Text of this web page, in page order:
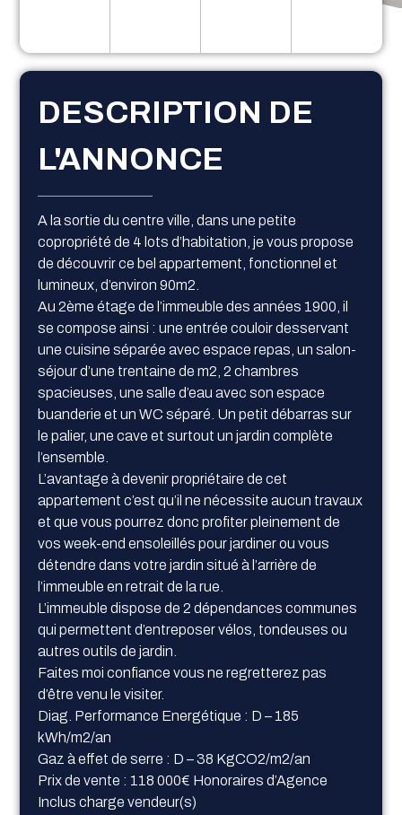
DESCRIPTION DE
L'ANNONCE
A la sortie du centre ville, dans une petite
copropriété de 4 lots d’habitation, je vous propose
de découvrir ce bel appartement, fonctionnel et
lumineux, d’environ 90m2.
Au 2ème étage de l’immeuble des années 1900, il
se compose ainsi : une entrée couloir desservant
une cuisine séparée avec espace repas, un salon-
séjour d’une trentaine de m2, 2 chambres
spacieuses, une salle d’eau avec son espace
buanderie et un WC séparé. Un petit débarras sur
le palier, une cave et surtout un jardin complète
l’ensemble.
L’avantage à devenir propriétaire de cet
appartement c’est qu’il ne nécessite aucun travaux
et que vous pourrez donc profiter pleinement de
vos week-end ensoleillés pour jardiner ou vous
détendre dans votre jardin situé à l’arrière de
l’immeuble en retrait de la rue.
L’immeuble dispose de 2 dépendances communes
qui permettent d’entreposer vélos, tondeuses ou
autres outils de jardin.
Faites moi confiance vous ne regretterez pas
d’être venu le visiter.
Diag. Performance Energétique : D – 185
kWh/m2/an
Gaz à effet de serre : D – 38 KgCO2/m2/an
Prix de vente : 118 000€ Honoraires d’Agence
Inclus charge vendeur(s)